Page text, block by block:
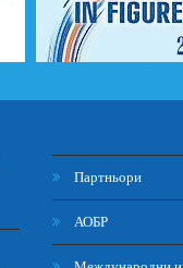
Партньори
АОБР